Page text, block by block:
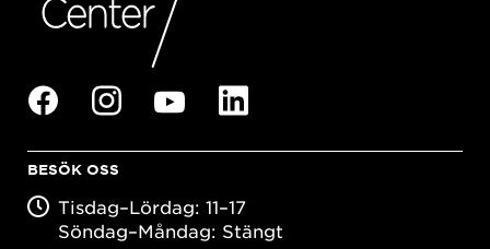
BESÖK OSS
Tisdag–Lördag: 11–17
Söndag–Måndag: Stängt